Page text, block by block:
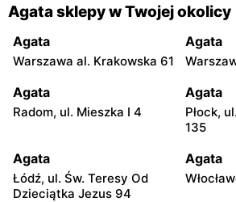
Agata sklepy w Twojej okolicy
Agata
Warszawa al. Krakowska 61
Agata
Agata
Radom, ul. Mieszka I 4
Agata
Płock,
135
Agata
Łódź, ul. Św. Teresy Od
Dzieciątka Jezus 94
Agata